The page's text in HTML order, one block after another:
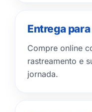
Entrega
Compre online
rastreamento e
jornada.